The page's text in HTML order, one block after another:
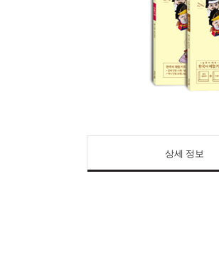
상세 정보